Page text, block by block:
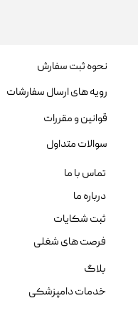
نحوه ثبت سفارش
رویه های ارسال سفارشات
قوانین و مقررات
سوالات متداول
تماس با ما
درباره ما
ثبت شکایات
فرصت های شغلی
بلاگ
خدمات دامپزشکی